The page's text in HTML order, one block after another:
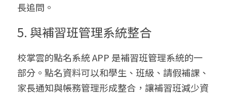
長追問。
5. 與補習班管理系統整合
校掌雲的點名系統 APP 是補習班管理系統的一
部分。點名資料可以和學生、班級、請假補課、
家長通知與帳務管理形成整合，讓補習班減少資